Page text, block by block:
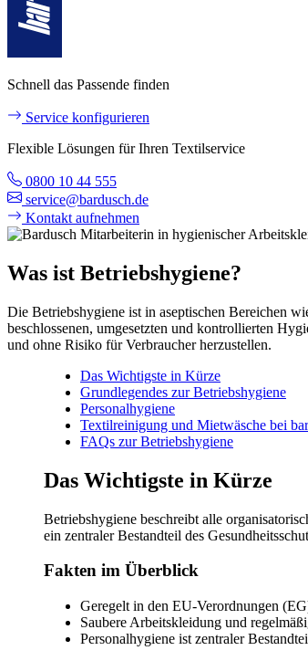
Schnell das Passende finden
Service konfigurieren
Flexible Lösungen für Ihren Textilservice
0800 10 44 555
service@bardusch.de
Kontakt aufnehmen
Was ist Betriebshygiene?
Die Betriebshygiene ist in aseptischen Bereichen
beschlossenen, umgesetzten und kontrollierten
und ohne Risiko für Verbraucher herzustellen.
Das Wichtigste in Kürze
Grundlegendes zur Betriebshygiene
Personalhygiene
Textilreinigung und Mietwäsche bei
FAQs zur Betriebshygiene
Das Wichtigste in Kürze
Betriebshygiene beschreibt alle
ein zentraler Bestandteil des
Fakten im Überblick
Geregelt in den EU-Verordnungen
Saubere Arbeitskleidung und
Personalhygiene ist zentraler